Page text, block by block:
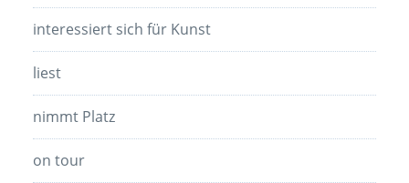
interessiert sich für Kunst
liest
nimmt Platz
on tour